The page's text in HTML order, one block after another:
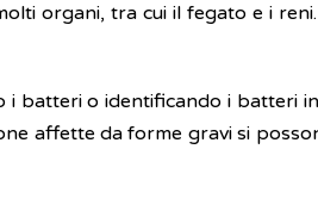
organi, tra cui il fegato e i
i batteri o identificando i batteri
affette da forme gravi si